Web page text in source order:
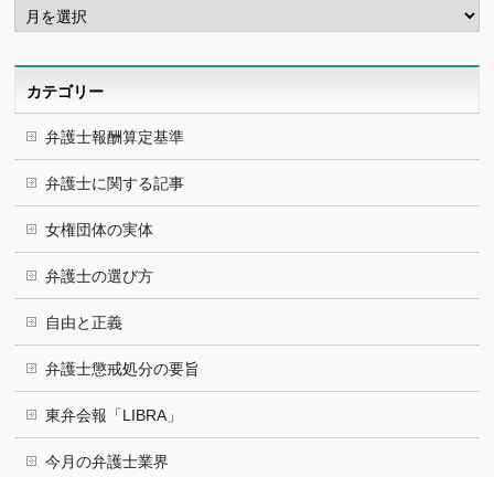
ー
カ
カテゴリー
弁護士報酬算定基準
弁護士に関する記事
女権団体の実体
弁護士の選び方
自由と正義
弁護士懲戒処分の要旨
東弁会報「LIBRA」
今月の弁護士業界